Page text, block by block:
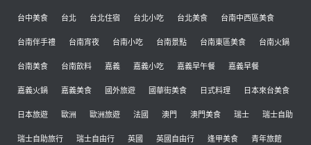
台中美食 台北 台北住宿 台北小吃 台北美食 台南中西區美食
台南伴手禮 台南宵夜 台南小吃 台南景點 台南東區美食 台南火鍋
台南美食 台南飲料 嘉義 嘉義小吃 嘉義早午餐 嘉義早餐
嘉義火鍋 嘉義美食 國外旅遊 國華街美食 日式料理 日本來台美食
日本旅遊 歐洲 歐洲旅遊 法國 澳門 澳門美食 瑞士 瑞士自助
瑞士自助旅行 瑞士自由行 英國 英國自由行 逢甲美食 青年旅館